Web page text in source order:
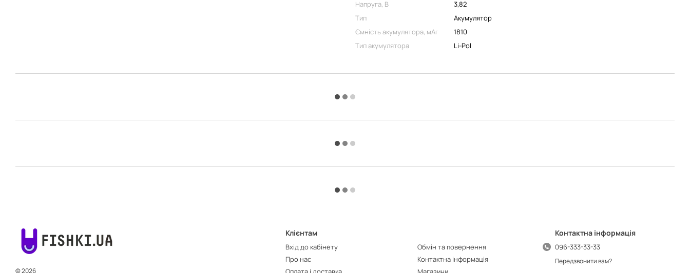
Напруга, В
3,82
Тип
Акумулятор
Ємність акумулятора, мАг
1810
Тип акумулятора
Li-Pol
© 2026
Клієнтам
Вхід до кабінету
Про нас
Обмін та повернення
Контактна інформація
Контактна інформація
096-333-33-33
Передзвонити вам?